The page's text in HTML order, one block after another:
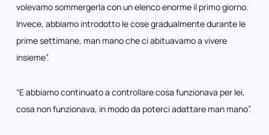
volevamo sommergerla con un elenco enorme il primo giorno.
Invece, abbiamo introdotto le cose gradualmente durante le
prime settimane, man mano che ci abituavamo a vivere
insieme”.
“E abbiamo continuato a controllare cosa funzionava per lei,
cosa non funzionava, in modo da poterci adattare man mano”.